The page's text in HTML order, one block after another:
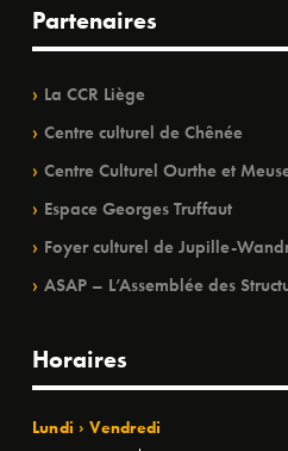
Partenaires
La CCR Liège
Centre culturel de Chênée
Centre Culturel Ourthe et
Espace Georges Truffaut
Foyer culturel de Jupille-
ASAP – L’Assemblée des
Horaires
Lundi › Vendredi